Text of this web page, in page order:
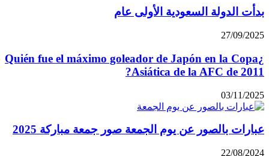
بدأت الدولة السعودية الأولى عام
27/09/2025
¿Quién fue el máximo goleador de Japón en la Copa
Asiática de la AFC de 2011?
03/11/2025
عبارات بالصور عن يوم الجمعة صور جمعة مباركة 2025
22/08/2024